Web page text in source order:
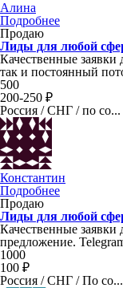
Алина
Подробнее
Продаю
Лиды для любой
Качественные
так и постоянный
500
200-250 ₽
Россия / СНГ / по со...
Константин
Подробнее
Продаю
Лиды для любой
Качественные
предложение.
1000
100 ₽
Россия / СНГ / По со...